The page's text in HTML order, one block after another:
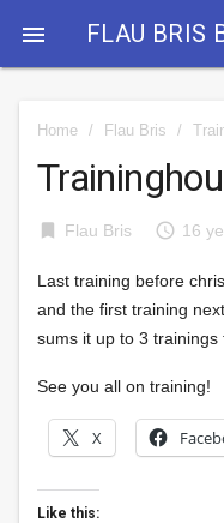
 FLAU BRIS
Home / Flau Bris /
bookmark Flau Bris access_time 16
Last training before
and the first training
sums it up to 3 trainings
See you all on training!
X
Like this: